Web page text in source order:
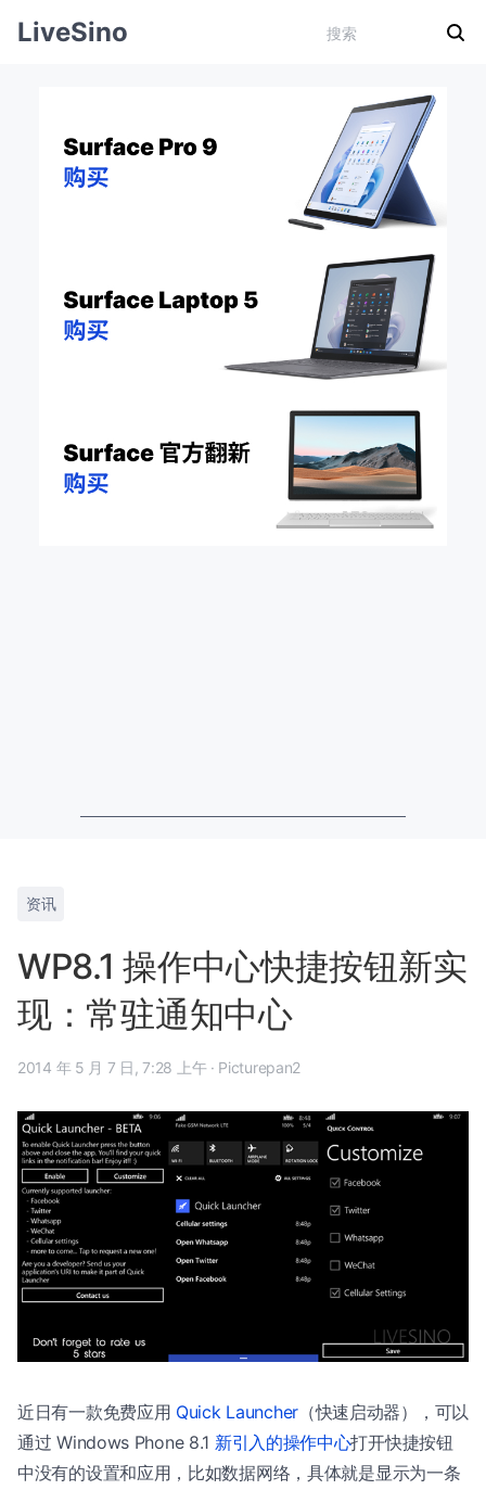
LiveSino
资讯
WP8.1 操作中心快捷按钮新实
现：常驻通知中心
2014 年 5 月 7 日, 7:28 上午 · Picturepan2
近日有一款免费应用 Quick Launcher（快速启动器），可以
通过 Windows Phone 8.1 新引入的操作中心打开快捷按钮
中没有的设置和应用，比如数据网络，具体就是显示为一条